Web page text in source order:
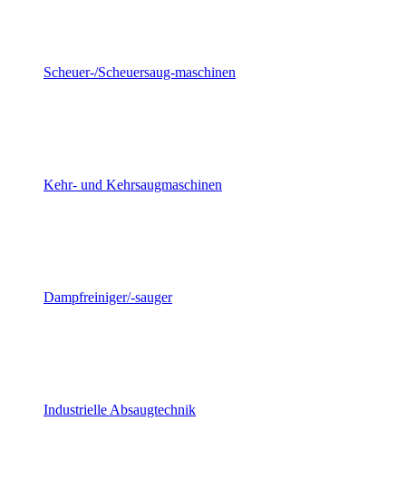
Scheuer-/Scheuersaug-maschinen
Kehr- und Kehrsaugmaschinen
Dampfreiniger/-sauger
Industrielle Absaugtechnik